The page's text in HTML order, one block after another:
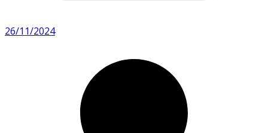
26/11/2024